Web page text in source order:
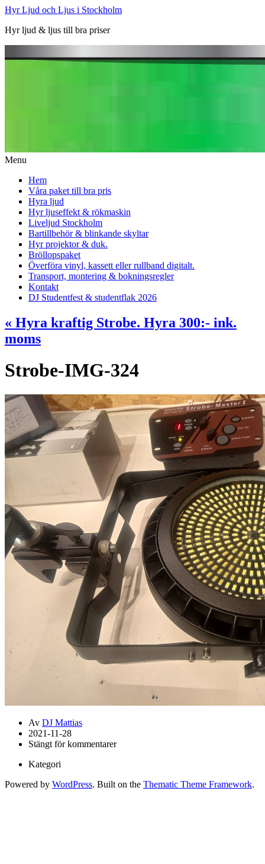
Hyr Ljud och Ljus i Stockholm
Hyr ljud & ljus till bra priser
Menu
Hem
Våra paket till bra pris
Hyra ljud
Hyr ljuseffekt & rökmaskin
Liveljud Stockholm
Bartillbehör & blinkande skyltar
Hyr projektor & duk.
Bröllopspaket
Överföra vinyl, kassett eller rullband digitalt.
Transport, montering & bokningsregler
Kontakt
DJ Studentfest & studentflak 2026
« Hyra kraftig Strobe. Hyra 300:- ink.
moms
Strobe-IMG-324
Av DJ Mattias
2021-11-28
Stängt för kommentarer
Kategori
Powered by WordPress. Built on the Thematic Theme Framework.